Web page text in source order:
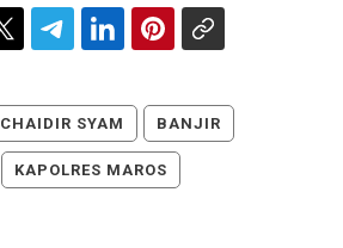
CHAIDIR SYAM BANJIR
KAPOLRES MAROS